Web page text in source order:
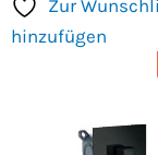
Zur
hinzufügen